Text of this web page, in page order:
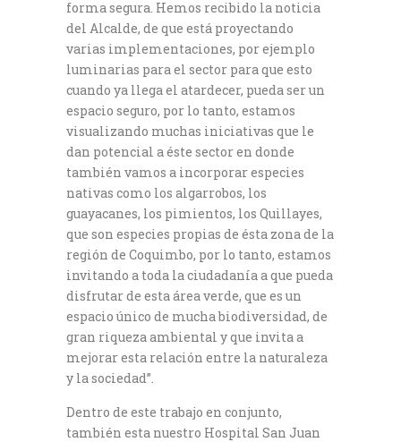
forma segura. Hemos recibido la noticia
del Alcalde, de que está proyectando
varias implementaciones, por ejemplo
luminarias para el sector para que esto
cuando ya llega el atardecer, pueda ser un
espacio seguro, por lo tanto, estamos
visualizando muchas iniciativas que le
dan potencial a éste sector en donde
también vamos a incorporar especies
nativas como los algarrobos, los
guayacanes, los pimientos, los Quillayes,
que son especies propias de ésta zona de la
región de Coquimbo, por lo tanto, estamos
invitando a toda la ciudadanía a que pueda
disfrutar de esta área verde, que es un
espacio único de mucha biodiversidad, de
gran riqueza ambiental y que invita a
mejorar esta relación entre la naturaleza
y la sociedad”.
Dentro de este trabajo en conjunto,
también esta nuestro Hospital San Juan